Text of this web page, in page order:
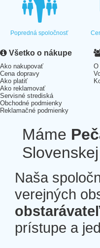
Popredná spoločnosť
Všetko o nákupe
Ako nakupovať
Cena dopravy
Ako platiť
Ako reklamovať
Servisné strediská
Obchodné podmienky
Reklamačné podmienky
O
Máme
Naša
verejných
prístupe a